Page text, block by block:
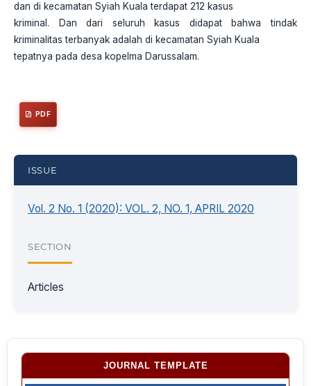
dan di kecamatan Syiah Kuala terdapat 212 kasus
kriminal. Dan dari seluruh kasus didapat bahwa tindak
kriminalitas terbanyak adalah di kecamatan Syiah Kuala
tepatnya pada desa kopelma Darussalam.
PDF
ISSUE
Vol. 2 No. 1 (2020): VOL. 2, NO. 1, APRIL 2020
SECTION
Articles
JOURNAL TEMPLATE